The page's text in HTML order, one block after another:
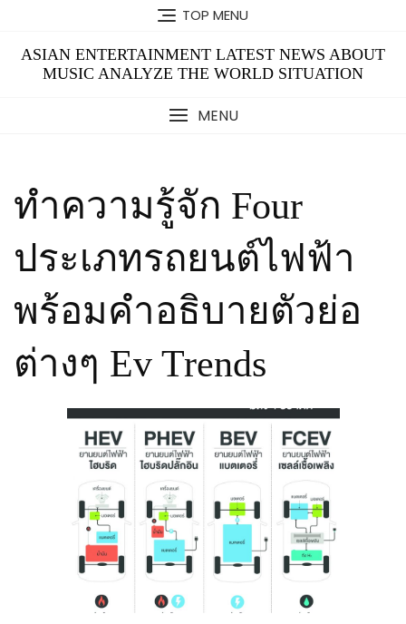
content
TOP MENU
ASIAN ENTERTAINMENT LATEST NEWS ABOUT
MUSIC ANALYZE THE WORLD SITUATION
MENU
ทำความรู้จัก Four
ประเภทรถยนต์ไฟฟ้า
พร้อมคำอธิบายตัวย่อ
ต่างๆ Ev Trends